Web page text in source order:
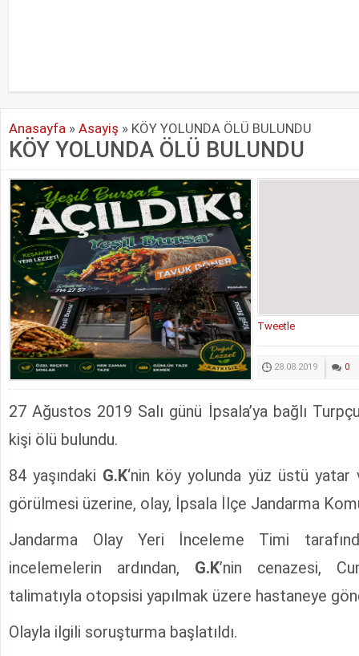
Anasayfa » Asayiş » KÖY YOLUNDA ÖLÜ BULUNDU
KÖY YOLUNDA ÖLÜ BULUNDU
Tweetle
28.08.2019 0
27 Ağustos 2019 Salı günü İpsala’ya bağlı
kişi ölü bulundu.
84 yaşındaki G.K‘nin köy yolunda yüz üstü
görülmesi üzerine, olay, İpsala İlçe Jandarma
Jandarma Olay Yeri İnceleme Timi
incelemelerin ardından, G.K’nin cenazesi,
talimatıyla otopsisi yapılmak üzere hastaneye
Olayla ilgili soruşturma başlatıldı.